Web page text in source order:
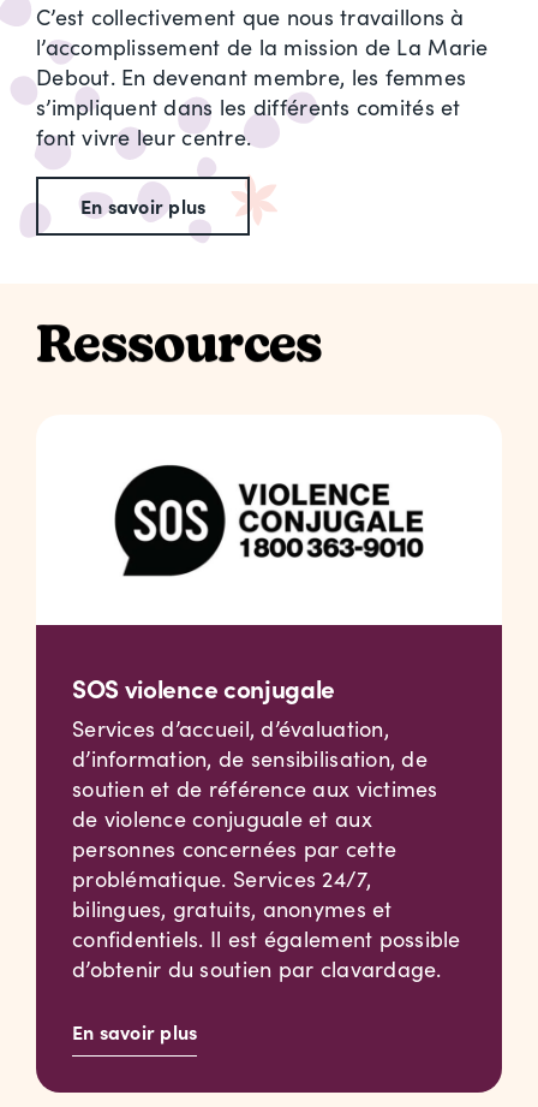
C’est collectivement que nous travaillons à
l’accomplissement de la mission de La Marie
Debout. En devenant membre, les femmes
s’impliquent dans les différents comités et
font vivre leur centre.
En savoir plus
Ressources
SOS violence conjugale
Services d’accueil, d’évaluation,
d’information, de sensibilisation, de
soutien et de référence aux victimes
de violence conjuguale et aux
personnes concernées par cette
problématique. Services 24/7,
bilingues, gratuits, anonymes et
confidentiels. Il est également possible
d’obtenir du soutien par clavardage.
En savoir plus